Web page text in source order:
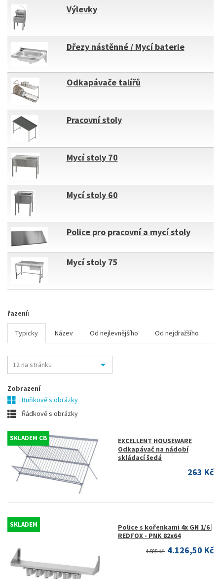
Výlevky
Dřezy nástěnné / Mycí baterie
Odkapávače talířů
Pracovní stoly
Mycí stoly 70
Mycí stoly 60
Police pro pracovní a mycí stoly
Mycí stoly 75
řazení:
Typicky Název Od nejlevnějšího Od nejdražšího
Zobrazení
Buňkově s obrázky
Řádkově s obrázky
SKLADEM CB
EXCELLENT HOUSEWARE
Odkapávač na nádobí
skládací šedá
263 Kč
SKLADEM
Police s kořenkami 4x GN 1/6 |
REDFOX - PNK 82x64
4.585 Kč 4.126,50 Kč